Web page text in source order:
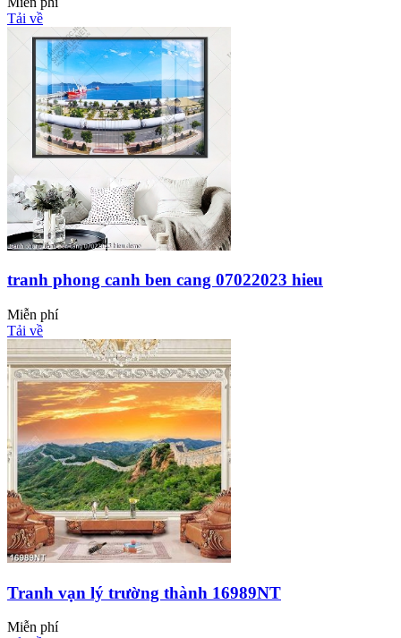
Tải về
tranh phong canh ben cang 07022023 hieu
Miễn phí
Tải về
Tranh vạn lý trường thành 16989NT
Miễn phí